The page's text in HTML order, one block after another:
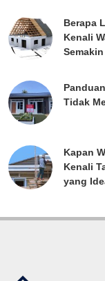
Berapa
Kenali
Tidak
Kapan
Kenali
yang